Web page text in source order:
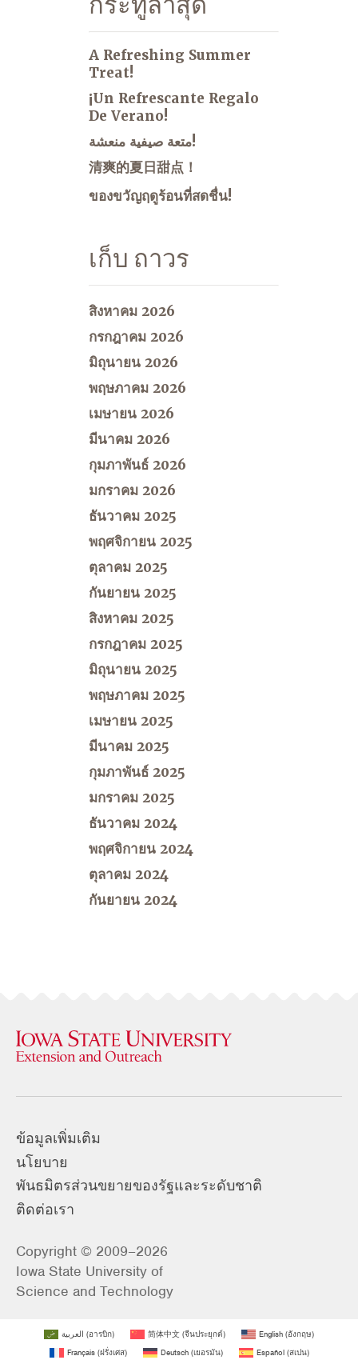
A Refreshing Summer
Treat!
¡Un Refrescante Regalo
De Verano!
متعة صيفية منعشة!
清爽的夏日甜点！
ของขวัญฤดูร้อนที่สดชื่น!
เก็บ ถาวร
สิงหาคม 2026
กรกฎาคม 2026
มิถุนายน 2026
พฤษภาคม 2026
เมษายน 2026
มีนาคม 2026
กุมภาพันธ์ 2026
มกราคม 2026
ธันวาคม 2025
พฤศจิกายน 2025
ตุลาคม 2025
กันยายน 2025
สิงหาคม 2025
กรกฎาคม 2025
มิถุนายน 2025
พฤษภาคม 2025
เมษายน 2025
มีนาคม 2025
กุมภาพันธ์ 2025
มกราคม 2025
ธันวาคม 2024
พฤศจิกายน 2024
ตุลาคม 2024
กันยายน 2024
ข้อมูลเพิ่มเติม
นโยบาย
พันธมิตรส่วนขยายของรัฐและระดับชาติ
ติดต่อเรา
Copyright © 2009–2026
Iowa State University of
Science and Technology
العربية (อารบิก) 简体中文 (จีนประยุกต์) English (อังกฤษ)
Français(ฝรั่งเศส) Deutsch(เยอรมัน) Español(สเปน)